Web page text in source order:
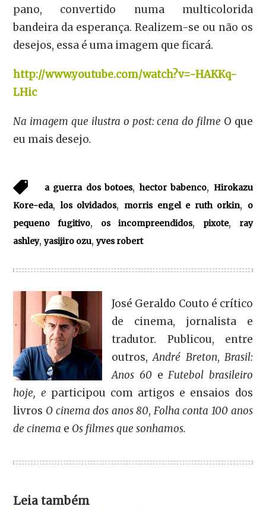
pano, convertido numa multicolorida
bandeira da esperança. Realizem-se ou não os
desejos, essa é uma imagem que ficará.
http://www.youtube.com/watch?v=-HAKKq-
LHic
Na imagem que ilustra o post: cena do filme O que
eu mais desejo.
a guerra dos botoes,hector babenco, Hirokazu
Kore-eda,los olvidados, morris engel e ruth orkin,
o
pequeno fugitivo, os incompreendidos, pixote,
ray
ashley,yasijiro ozu,yves robert
José Geraldo Couto é crítico
de cinema, jornalista e
tradutor. Publicou, entre
outros,André Breton, Brasil:
Anos 60eFutebol brasileiro
hoje, e participou com artigos e ensaios dos
livros O cinema dos anos 80, Folha conta 100 anos
de cinema e Os filmes que sonhamos.
Leia também